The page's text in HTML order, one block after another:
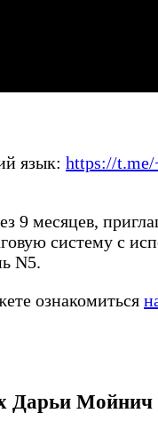
язык: https://
9 месяцев,
систему с
N5.
ознакомиться
Дарьи Мойнич